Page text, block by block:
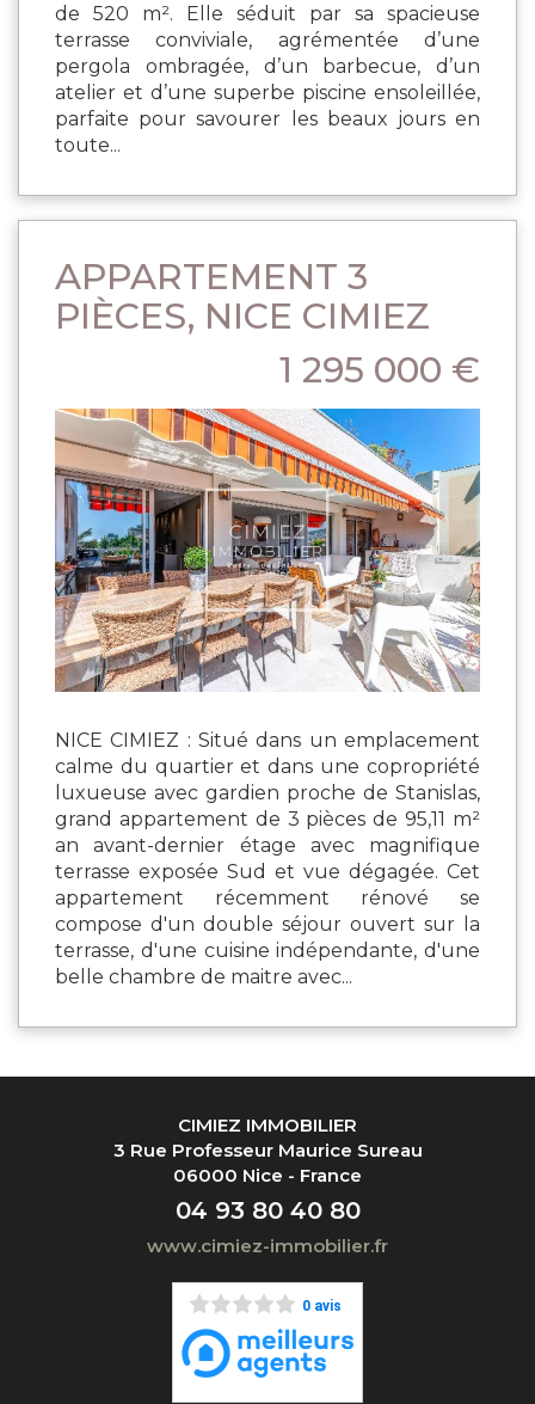
de 520 m². Elle séduit par sa spacieuse
terrasse conviviale, agrémentée d’une
pergola ombragée, d’un barbecue, d’un
atelier et d’une superbe piscine ensoleillée,
parfaite pour savourer les beaux jours en
toute...
APPARTEMENT 3
PIÈCES, NICE CIMIEZ
1 295 000 €
NICE CIMIEZ : Situé dans un emplacement
calme du quartier et dans une copropriété
luxueuse avec gardien proche de Stanislas,
grand appartement de 3 pièces de 95,11 m²
an avant-dernier étage avec magnifique
terrasse exposée Sud et vue dégagée. Cet
appartement récemment rénové se
compose d'un double séjour ouvert sur la
terrasse, d'une cuisine indépendante, d'une
belle chambre de maitre avec...
CIMIEZ IMMOBILIER
3 Rue Professeur Maurice Sureau
06000 Nice - France
04 93 80 40 80
www.cimiez-immobilier.fr
0 avis